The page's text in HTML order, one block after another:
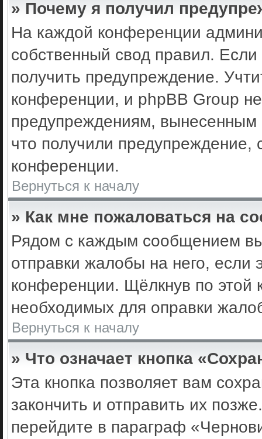
» Почему я получил
На каждой конференции
собственный свод правил.
получить предупреждение.
конференции, и phpBB Group
предупреждениям, вынесенным
что получили предупреждение,
конференции.
Вернуться к началу
» Как мне пожаловаться на
Рядом с каждым сообщением вы
отправки жалобы на него,
конференции. Щёлкнув по этой
необходимых для оправки
Вернуться к началу
» Что означает кнопка
Эта кнопка позволяет вам
закончить и отправить их
перейдите в параграф